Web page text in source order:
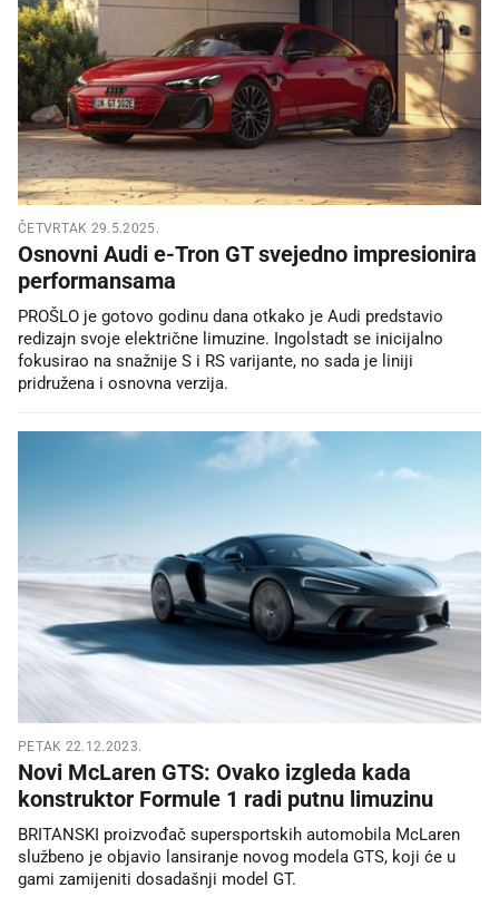
ČETVRTAK 29.5.2025.
Osnovni Audi e-Tron GT svejedno impresionira
performansama
PROŠLO je gotovo godinu dana otkako je Audi predstavio
redizajn svoje električne limuzine. Ingolstadt se inicijalno
fokusirao na snažnije S i RS varijante, no sada je liniji
pridružena i osnovna verzija.
PETAK 22.12.2023.
Novi McLaren GTS: Ovako izgleda kada
konstruktor Formule 1 radi putnu limuzinu
BRITANSKI proizvođač supersportskih automobila McLaren
službeno je objavio lansiranje novog modela GTS, koji će u
gami zamijeniti dosadašnji model GT.